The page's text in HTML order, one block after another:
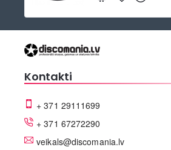
Kontakti
+ 371 29111699
+ 371 67272290
veikals@discomania.lv